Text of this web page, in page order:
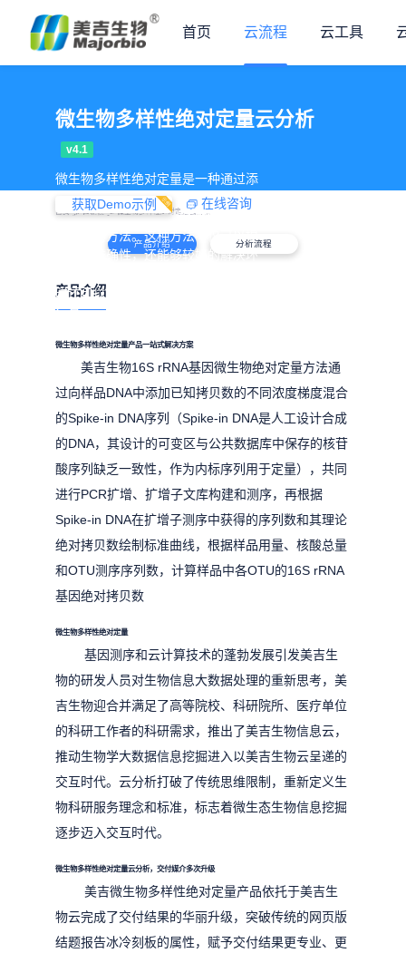
首页 云流程 云工具
微生物多样性绝对定量云分析
v4.1
‌微生物多样性绝对定量是一种通过添
加已知拷贝数的内标序列，结合高通
量测序技术，实现对微生物绝对数量
的测定的方法。‌这种方法不仅可以提
高定量准确性，还能够较好的解决环
时还可以得到环境样本中的物种组成
信息。
获取Demo示例 在线咨询
首页 > 云流程 > 微生物多样性绝对定量云分析
产品介绍 分析流程
产品介绍
微生物多样性绝对定量产品一站式解决方案
美吉生物16S rRNA基因微生物绝对定量方法通
过向样品DNA中添加已知拷贝数的不同浓度梯度混合
的Spike-in DNA序列（Spike-in DNA是人工设计合成
的DNA，其设计的可变区与公共数据库中保存的核苷
酸序列缺乏一致性，作为内标序列用于定量），共同
进行PCR扩增、扩增子文库构建和测序，再根据
Spike-in DNA在扩增子测序中获得的序列数和其理论
绝对拷贝数绘制标准曲线，根据样品用量、核酸总量
和OTU测序序列数，计算样品中各OTU的16S rRNA
基因绝对拷贝数
微生物多样性绝对定量
基因测序和云计算技术的蓬勃发展引发美吉生
物的研发人员对生物信息大数据处理的重新思考，美
吉生物迎合并满足了高等院校、科研院所、医疗单位
的科研工作者的科研需求，推出了美吉生物信息云，
推动生物学大数据信息挖掘进入以美吉生物云呈递的
交互时代。云分析打破了传统思维限制，重新定义生
物科研服务理念和标准，标志着微生态生物信息挖掘
逐步迈入交互时代。
微生物多样性绝对定量云分析，交付媒介多次升级
美吉微生物多样性绝对定量产品依托于美吉生
物云完成了交付结果的华丽升级，突破传统的网页版
结题报告冰冷刻板的属性，赋予交付结果更专业、更